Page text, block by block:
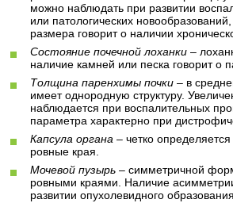
можно наблюдать при развитии
или патологических
размера говорит о наличии
Состояние почечной лоханки –
наличие камней или песка говорит о
Толщина паренхимы почки – в
имеет однородную структуру.
наблюдается при воспалительных
параметра характерно при
Капсула органа – четко
ровные края.
Мочевой пузырь – симметричной
ровными краями. Наличие
развитии опухолевидного образования.